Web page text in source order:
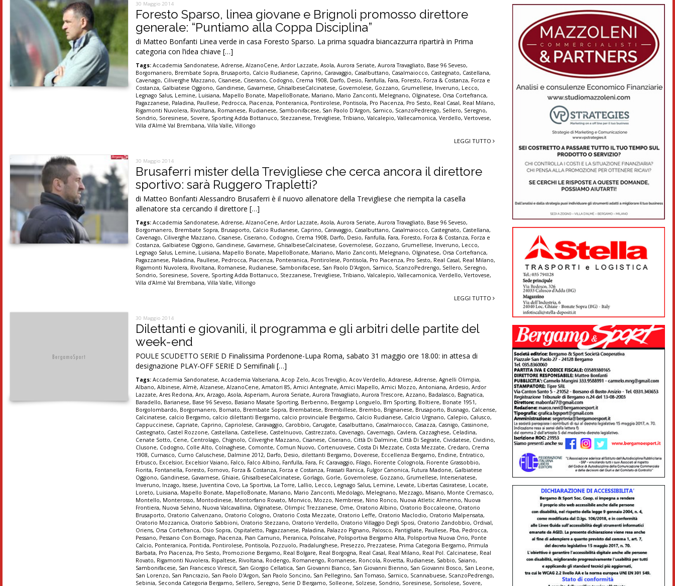
30 Maggio 2014
Foresto Sparso, linea giovane e Brignoli promosso direttore
generale: “Puntiamo alla Coppa Disciplina”
di Matteo Bonfanti Linea verde in casa Foresto Sparso. La prima squadra biancazzurra ripartirà in Prima
categoria con l’idea chiave […]
Tags: Accademia Sandonatese,Adrense,AlzanoCene,Ardor Lazzate,Asola,Aurora Seriate,Aurora Travagliato, Base 96 Seveso,
Borgomanero, Brembate Sopra, Brusaporto, Calcio Rudianese, Caprino, Caravaggio, Casalbuttano, Casalmaiocco, Castegnato, Castellana,
Cavenago, Ciliverghe Mazzano, Cisanese, Ciserano, Codogno, Crema 1908, Darfo, Desio, Fanfulla, Fara, Foresto, Forza & Costanza, Forza e
Costanza, Galbiatese Oggiono, Gandinese, Gavarnese, GhisalbeseCalcinatese, Governolese, Gozzano, Grumellese, Inveruno, Lecco,
Legnago Salus, Lemine, Luisiana, Mapello Bonate, MapelloBonate, Mariano, Mario Zanconti, Melegnano, Olginatese, Orsa Cortefranca,
Pagazzanese, Paladina, Paullese, Pedrocca, Piacenza, Ponteranica, Pontirolese, Pontisola, Pro Piacenza, Pro Sesto, Real Casal, Real Milano,
Rigamonti Nuvolera, Rivoltana, Romanese, Rudianese, Sambonifacese, San Paolo D'Argon, Sarnico, ScanzoPedrengo, Sellero, Seregno,
Sondrio, Soresinese, Sovere, Sporting Adda Bottanuco, Stezzanese,Trevigliese,Tribiano,Valcalepio,Vallecamonica,Verdello,Vertovese,
Villa d'Almè Val Brembana,Villa Valle,Villongo
LEGGI TUTTO
30 Maggio 2014
Brusaferri mister della Trevigliese che cerca ancora il direttore
sportivo: sarà Ruggero Trapletti?
di Matteo Bonfanti Alessandro Brusaferri è il nuovo allenatore della Trevigliese che riempita la casella
allenatore sta cercando il direttore […]
Tags: Accademia Sandonatese,Adrense,AlzanoCene,Ardor Lazzate,Asola,Aurora Seriate,Aurora Travagliato, Base 96 Seveso,
Borgomanero, Brembate Sopra, Brusaporto, Calcio Rudianese, Caprino, Caravaggio, Casalbuttano, Casalmaiocco, Castegnato, Castellana,
Cavenago, Ciliverghe Mazzano, Cisanese, Ciserano, Codogno, Crema 1908, Darfo, Desio, Fanfulla, Fara, Foresto, Forza & Costanza, Forza e
Costanza, Galbiatese Oggiono, Gandinese, Gavarnese, GhisalbeseCalcinatese, Governolese, Gozzano, Grumellese, Inveruno, Lecco,
Legnago Salus, Lemine, Luisiana, Mapello Bonate, MapelloBonate, Mariano, Mario Zanconti, Melegnano, Olginatese, Orsa Cortefranca,
Pagazzanese, Paladina, Paullese, Pedrocca, Piacenza, Ponteranica, Pontirolese, Pontisola, Pro Piacenza, Pro Sesto, Real Casal, Real Milano,
Rigamonti Nuvolera, Rivoltana, Romanese, Rudianese, Sambonifacese, San Paolo D'Argon, Sarnico, ScanzoPedrengo, Sellero, Seregno,
Sondrio, Soresinese, Sovere, Sporting Adda Bottanuco, Stezzanese,Trevigliese,Tribiano,Valcalepio,Vallecamonica,Verdello,Vertovese,
Villa d'Almè Val Brembana,Villa Valle,Villongo
LEGGI TUTTO
30 Maggio 2014
Dilettanti e giovanili, il programma e gli arbitri delle partite del
week-end
POULE SCUDETTO SERIE D Finalissima Pordenone-Lupa Roma, sabato 31 maggio ore 18.00: in attesa di
designazione PLAY-OFF SERIE D Semifinali […]
Tags: Accademia Sandonatese,Accademia Valseriana,Acop Zelo,Acos Treviglio,Acov Verdello,Adrarese,Adrense,Agnelli Olimpia,
Albano,Albinese,Almè,Alzanese,AlzanoCene,Amatori 85,Amici Antegnate,Amici Mapello,Amici Mozzo,Antoniana,Ardesio,Ardor
Lazzate,Ares Redona,Arx,Arzago,Asola,Asperiam,Aurora Seriate,Aurora Travagliato,Aurora Trescore,Azzano, Badalasco, Bagnatica,
Baradello, Barianese, Base 96 Seveso, Basiano Masate Sporting, Berbenno, Bergamp Longuelo, Bm Sporting, Boltiere, Bonate 1951,
Borgolombardo, Borgomanero, Bornato, Brembate Sopra, Brembatese, Brembillese, Brembo, Brignanese, Brusaporto, Busnago, Calcense,
Calcinatese, calcio Bergamo, calcio dilettanti Bergamo, calcio provinciale Bergamo, Calcio Rudianese, Calcio Urgnano, Calepio, Calusco,
Cappuccinese, Capriate, Caprino, Capriolese, Caravaggio, Carobbio, Carugate, Casalbuttano, Casalmaiocco, Casazza, Casnigo, Cassinone,
Castegnato, Castel Rozzone, Castellana, Castellese, Castelnuovo, Castrezzato, Cavenago, Cavernago, Cavlera, Cazzaghese, Celadina,
Cenate Sotto, Cene, Centrolago, Chignolo, Ciliverghe Mazzano, Cisanese, Ciserano, Città Di Dalmine, Città Di Segrate, Cividatese, Cividino,
Clusone, Codogno, Colle Alto, Colnaghese, Comonte, Comun Nuovo, Cortenuovese, Costa Di Mezzate, Costa Mezzate, Credaro, Crema
1908, Curnasco, Curno Caluschese, Dalmine 2012, Darfo, Desio, dilettanti Bergamo, Doverese, Eccellenza Bergamo, Endine, Entratico,
Erbusco, Excelsior, Excelsior Vaiano, Falco, Falco Albino, Fanfulla, Fara, Fc Caravaggio, Filago, Fiorente Colognola, Fiorente Grassobbio,
Fiorita, Fontanella, Foresto, Fornovo, Forza & Costanza, Forza e Costanza, Frassati Ranica, Fulgor Canonica, Futura Madone, Galbiatese
Oggiono, Gandinese, Gavarnese, Ghiaie, GhisalbeseCalcinatese, Gorlago, Gorle, Governolese, Gozzano, Grumellese, Interseriatese,
Inveruno, Inzago, Issese, Juventina Covo, La Sportiva, La Torre, Lallio, Lecco, Legnago Salus, Lemine, Levate, Libertas Casiratese, Locate,
Loreto, Luisiana, Mapello Bonate, MapelloBonate, Mariano, Mario Zanconti, Medolago, Melegnano, Mezzago, Misano, Monte Cremasco,
Montello, Monterosso, Montodinese, Montorfano Rovato, Monvico, Mozzo, Nembrese, Nino Ronco, Nuova Atletic Almenno, Nuova
Frontiera, Nuova Selvino, Nuova Valcavallina, Olginatese, Olimpic Trezzanese, Ome, Oratorio Albino, Oratorio Boccaleone, Oratorio
Brusaporto, Oratorio Calvenzano, Oratorio Cologno, Oratorio Costa Mezzate, Oratorio Leffe, Oratorio Maclodio, Oratorio Malpensata,
Oratorio Mozzanica, Oratorio Sabbioni, Oratorio Stezzano, Oratorio Verdello, Oratorio Villaggio Degli Sposi, Oratorio Zandobbio, Ordival,
Oriens, Orsa Cortefranca, Osio Sopra, Ospitaletto, Pagazzanese, Paladina, Palazzo Pignano, Palosco, Pantigliate, Paullese, Pba, Pedrocca,
Pessano, Pessano Con Bornago, Piacenza, Pian Camuno, Pieranica, Poliscalve, Polisportiva Bergamo Alta, Polisportiva Nuova Orio, Ponte
Calcio, Ponteranica, Pontida, Pontirolese, Pontisola, Pozzuolo, Pradalunghese, Presezzo, Prezzatese, Prima Categoria Bergamo, Primula
Barbata, Pro Piacenza, Pro Sesto, Promozione Bergamo, Real Bolgare, Real Borgogna, Real Casal, Real Milano, Real Pol. Calcinatese, Real
Rovato, Rigamonti Nuvolera, Ripaltese, Rivoltana, Rodengo, Romanengo, Romanese, Roncola, Rovetta, Rudianese, Sabbio, Saiano,
Sambonifacese, San Francesco Virescit, San Giorgio Cellatica, San Giovanni Bianco, San Giovanni Bienno, San Giovanni Bosco, San Leone,
San Lorenzo, San Pancrazio, San Paolo D'Argon, San Paolo Soncino, San Pellegrino, San Tomaso, Sarnico, Scannabuese, ScanzoPedrengo,
Sebinia, Seconda Categoria Bergamo, Sellero, Seregno, Serie D Bergamo, Solleone, Solzese, Sondrio, Soresinese, Sorisolese, Sovere,